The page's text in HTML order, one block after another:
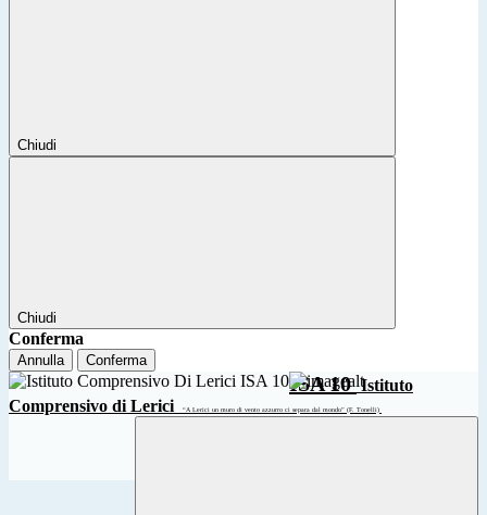
Chiudi
Chiudi
Conferma
Annulla Conferma
ISA 10 Istituto
Comprensivo di Lerici
“A Lerici un muro di vento azzurro ci separa dal mondo” (F. Tonelli)